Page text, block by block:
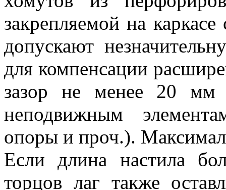
закрепляемой на
допускают
для компенсации
зазор не менее 20 мм
неподвижным
опоры и проч.).
Если длина настила
торцов лаг также